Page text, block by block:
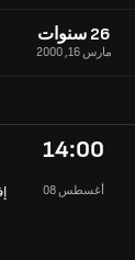
26 سنوات
مارس 16, 2000
14:00
08 أغسطس